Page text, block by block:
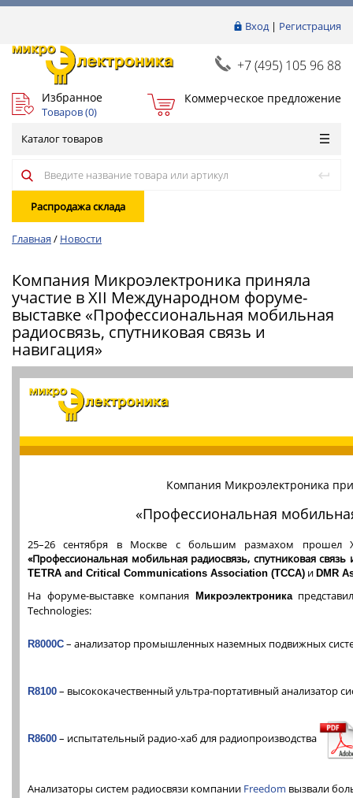
Вход| Регистрация
+7 (495) 105 96 88
Избранное
Товаров (0)
Коммерческое предложение
Каталог товаров
Распродажа склада
Главная / Новости
Компания Микроэлектроника приняла
участие в XII Международном форуме-
выставке «Профессиональная мобильная
радиосвязь, спутниковая связь и
навигация»
Компания Микроэлектроника
«Профессиональная
25–26 сентября в Москве с большим размахом прошел
«Профессиональная мобильная радиосвязь, спутниковая связь
TETRA and Critical Communications Association (TCCA) и DMR
На форуме-выставке компания Микроэлектроника
Technologies:
R8000C – анализатор промышленных наземных подвижных
R8100 – высококачественный ультра-портативный анализатор
R8600 – испытательный радио-хаб для радиопроизводства
Анализаторы систем радиосвязи компании Freedom вызвали